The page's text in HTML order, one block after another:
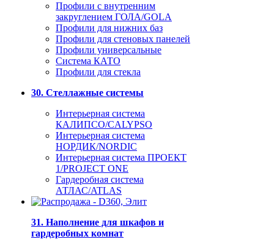
Профили с внутренним
закруглением ГОЛА/GOLA
Профили для нижних баз
Профили для стеновых панелей
Профили универсальные
Система КАТО
Профили для стекла
30. Стеллажные системы
Интерьерная система
КАЛИПСО/CALYPSO
Интерьерная система
НОРДИК/NORDIC
Интерьерная система ПРОЕКТ
1/PROJECT ONE
Гардеробная система
АТЛАС/ATLAS
31. Наполнение для шкафов и
гардеробных комнат